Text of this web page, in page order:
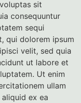
sit
consequuntur
sequi
qui dolorem ipsum
velit, sed quia
ut labore et
Ut enim
ullam
ex ea